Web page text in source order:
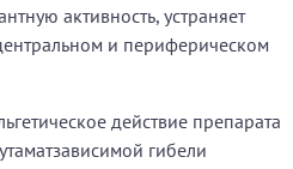
активность, устраняет
и периферическом
действие препарата
гибели